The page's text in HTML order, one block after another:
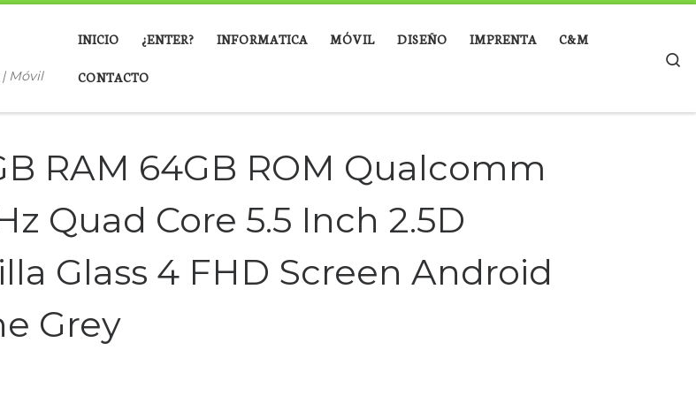
Móvil
INICIO ¿ENTER? INFORMATICA MÓVIL DISEÑO IMPRENTA C&M
CONTACTO
RAM 64GB ROM Qualcomm
Quad Core 5.5 Inch 2.5D
Glass 4 FHD Screen Android
Grey